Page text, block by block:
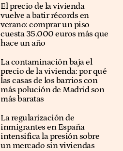
El precio de la vivienda
vuelve a batir récords en
verano: comprar un piso
cuesta 35.000 euros más que
hace un año
La contaminación baja el
precio de la vivienda: por qué
las casas de los barrios con
más polución de Madrid son
más baratas
La regularización de
inmigrantes en España
intensifica la presión sobre
un mercado sin viviendas